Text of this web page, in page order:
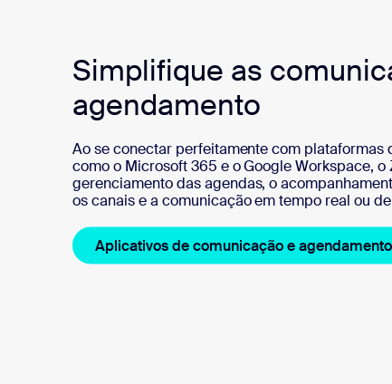
Simplifique as
agendamento
Ao se conectar perfeitamente com
como o Microsoft 365 e o Google Workspace, o
gerenciamento das agendas, o
os canais e a comunicação em tempo real ou
Aplicativos de comunicação e agendamento